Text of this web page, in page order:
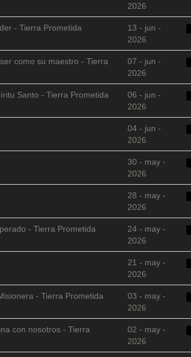
2026
- Tierra Prometida
13 - jun -
2026
como su maestro - Tierra
07 - jun -
2026
Santo - Tierra Prometida
06 - jun -
2026
04 - jun -
2026
30 - may -
2026
28 - may -
2026
- Tierra Prometida
24 - may -
2026
21 - may -
2026
- Tierra Prometida
03 - may -
2026
con nosotros - Tierra
02 - may -
2026